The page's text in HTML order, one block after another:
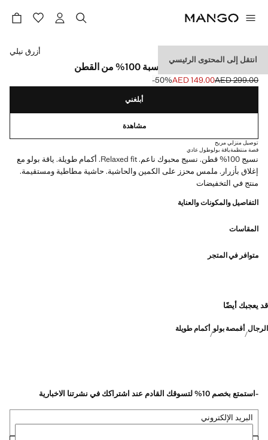
انتقل إلى المحتوى الرئيسي
قميص بولو بحياكة دقيقة بنسبة 100% من القطن
السعر الأول محذوف [AED 299.00 ]
AED 299.00
السعر الحالي [AED 149.00 ]AED 149.00
‎-50‎%‎
حدد اللون
أزرق نيلي
أبلغني
مشاهدة
توصيل منزلي مريح
قصة منتظمةياقة بولوطول عادي
نسيج 100% قطن. نسيج محبوك ناعم. Relaxed fit. أكمام طويلة. ياقة بولو مع
إغلاق بأزرار. ملمس محزز على الكمين والحاشية. حاشية مطاطية ومستقيمة.
منتج في التخفيضات
التفاصيل والمكونات والعناية
المقاسات
متوافر في المتجر
قد يعجبك أيضًا
الرجال أقمصة بولو أكمام طويلة
-استمتع بخصم 10% لتسوقك القادم عند اشتراكك في نشرتنا الاخبارية
البريد الإلكتروني